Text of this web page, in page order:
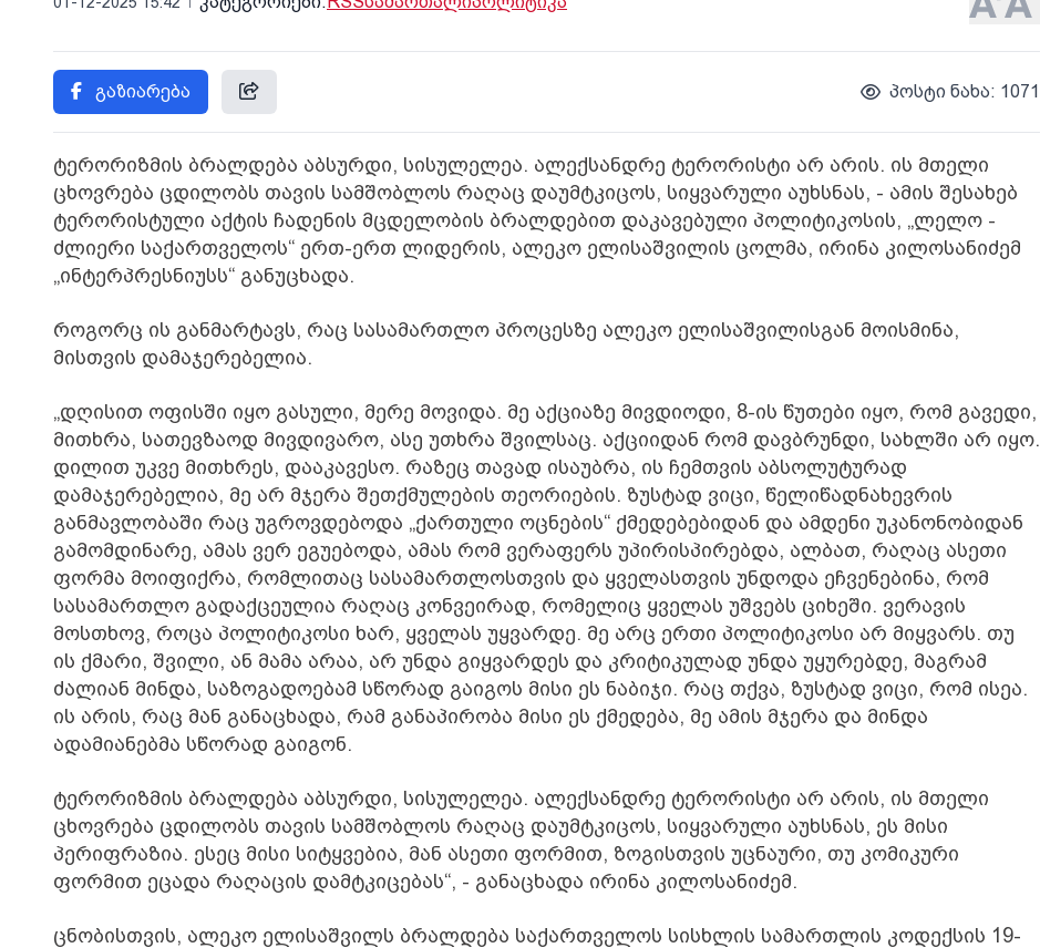
გაზიარება პოსტი ნახა: 1071
ტერორიზმის ბრალდება აბსურდი, სისულელეა. ალექსანდრე ტერორისტი არ არის. ის მთელი
ცხოვრება ცდილობს თავის სამშობლოს რაღაც დაუმტკიცოს, სიყვარული აუხსნას, - ამის შესახებ
ტერორისტული აქტის ჩადენის მცდელობის ბრალდებით დაკავებული პოლიტიკოსის, „ლელო -
ძლიერი საქართველოს“ ერთ-ერთ ლიდერის, ალეკო ელისაშვილის ცოლმა, ირინა კილოსანიძემ
„ინტერპრესნიუსს“ განუცხადა.
როგორც ის განმარტავს, რაც სასამართლო პროცესზე ალეკო ელისაშვილისგან მოისმინა,
მისთვის დამაჯერებელია.
„დღისით ოფისში იყო გასული, მერე მოვიდა. მე აქციაზე მივდიოდი, 8-ის წუთები იყო, რომ გავედი,
მითხრა, სათევზაოდ მივდივარო, ასე უთხრა შვილსაც. აქციიდან რომ დავბრუნდი, სახლში არ იყო.
დილით უკვე მითხრეს, დააკავესო. რაზეც თავად ისაუბრა, ის ჩემთვის აბსოლუტურად
დამაჯერებელია, მე არ მჯერა შეთქმულების თეორიების. ზუსტად ვიცი, წელიწადნახევრის
განმავლობაში რაც უგროვდებოდა „ქართული ოცნების“ ქმედებებიდან და ამდენი უკანონობიდან
გამომდინარე, ამას ვერ ეგუებოდა, ამას რომ ვერაფერს უპირისპირებდა, ალბათ, რაღაც ასეთი
ფორმა მოიფიქრა, რომლითაც სასამართლოსთვის და ყველასთვის უნდოდა ეჩვენებინა, რომ
სასამართლო გადაქცეულია რაღაც კონვეირად, რომელიც ყველას უშვებს ციხეში. ვერავის
მოსთხოვ, როცა პოლიტიკოსი ხარ, ყველას უყვარდე. მე არც ერთი პოლიტიკოსი არ მიყვარს. თუ
ის ქმარი, შვილი, ან მამა არაა, არ უნდა გიყვარდეს და კრიტიკულად უნდა უყურებდე, მაგრამ
ძალიან მინდა, საზოგადოებამ სწორად გაიგოს მისი ეს ნაბიჯი. რაც თქვა, ზუსტად ვიცი, რომ ისეა.
ის არის, რაც მან განაცხადა, რამ განაპირობა მისი ეს ქმედება, მე ამის მჯერა და მინდა
ადამიანებმა სწორად გაიგონ.
ტერორიზმის ბრალდება აბსურდი, სისულელეა. ალექსანდრე ტერორისტი არ არის, ის მთელი
ცხოვრება ცდილობს თავის სამშობლოს რაღაც დაუმტკიცოს, სიყვარული აუხსნას, ეს მისი
პერიფრაზია. ესეც მისი სიტყვებია, მან ასეთი ფორმით, ზოგისთვის უცნაური, თუ კომიკური
ფორმით ეცადა რაღაცის დამტკიცებას“, - განაცხადა ირინა კილოსანიძემ.
ცნობისთვის, ალეკო ელისაშვილს ბრალდება საქართველოს სისხლის სამართლის კოდექსის 19-